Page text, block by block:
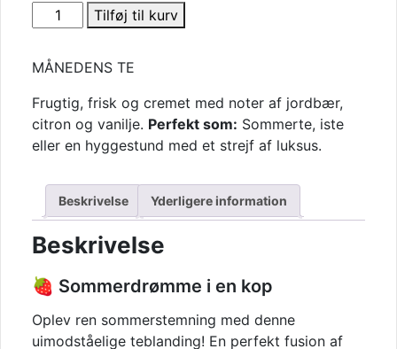
Sommerdrømme
antal
Tilføj til kurv
MÅNEDENS TE
Frugtig, frisk og cremet med noter af jordbær,
citron og vanilje. Perfekt som: Sommerte, iste
eller en hyggestund med et strejf af luksus.
Beskrivelse Yderligere information
Beskrivelse
🍓 Sommerdrømme i en kop
Oplev ren sommerstemning med denne
uimodståelige teblanding! En perfekt fusion af